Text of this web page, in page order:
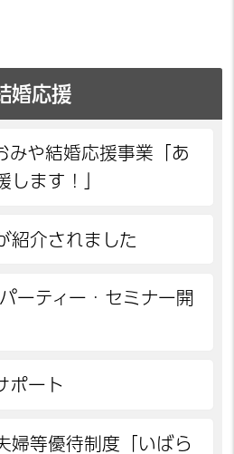
婚応援
みや結婚応援事業「あ
します！」
紹介されました
ーティー・セミナー開
ポート
婦等優待制度「いばら